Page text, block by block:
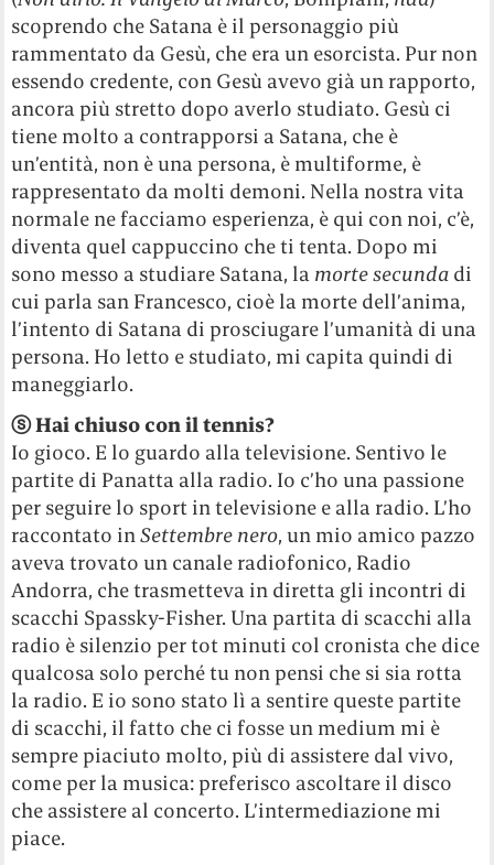
scoprendo che Satana è il personaggio più
rammentato da Gesù, che era un esorcista. Pur non
essendo credente, con Gesù avevo già un rapporto,
ancora più stretto dopo averlo studiato. Gesù ci
tiene molto a contrapporsi a Satana, che è
un’entità, non è una persona, è multiforme, è
rappresentato da molti demoni. Nella nostra vita
normale ne facciamo esperienza, è qui con noi, c’è,
diventa quel cappuccino che ti tenta. Dopo mi
sono messo a studiare Satana, la morte secunda di
cui parla san Francesco, cioè la morte dell’anima,
l’intento di Satana di prosciugare l’umanità di una
persona. Ho letto e studiato, mi capita quindi di
maneggiarlo.
ⓢHai chiuso con il tennis?
Io gioco. E lo guardo alla televisione. Sentivo le
partite di Panatta alla radio. Io c’ho una passione
per seguire lo sport in televisione e alla radio. L’ho
raccontato inSettembre nero, un mio amico pazzo
aveva trovato un canale radiofonico, Radio
Andorra, che trasmetteva in diretta gli incontri di
scacchi Spassky-Fisher. Una partita di scacchi alla
radio è silenzio per tot minuti col cronista che dice
qualcosa solo perché tu non pensi che si sia rotta
la radio. E io sono stato lì a sentire queste partite
di scacchi, il fatto che ci fosse un medium mi è
sempre piaciuto molto, più di assistere dal vivo,
come per la musica: preferisco ascoltare il disco
che assistere al concerto. L’intermediazione mi
piace.